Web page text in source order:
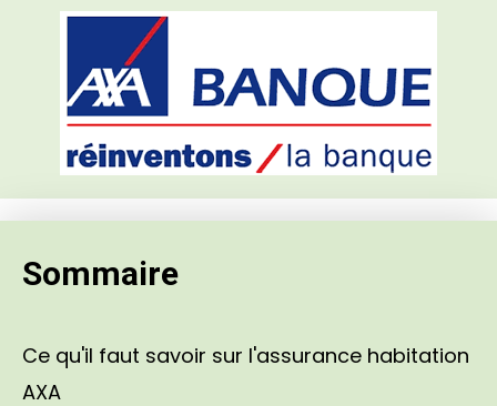
Sommaire
Ce qu'il faut savoir sur l'assurance habitation
AXA